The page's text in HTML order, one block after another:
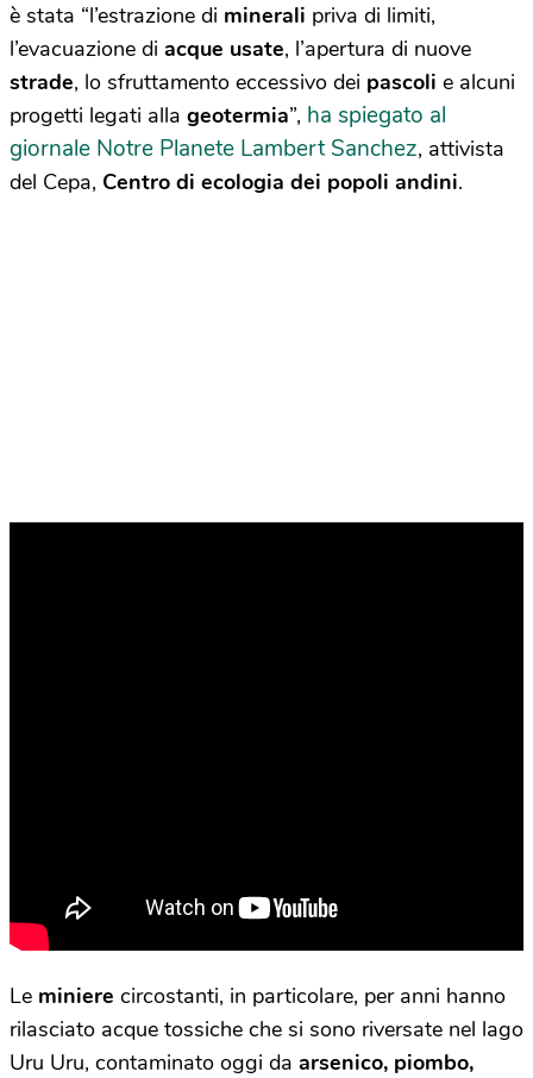
è stata “l’estrazione di minerali priva di limiti,
l’evacuazione di acque usate, l’apertura di nuove
strade, lo sfruttamento eccessivo dei pascoli e alcuni
progetti legati alla geotermia”, ha spiegato al
giornale Notre Planete Lambert Sanchez, attivista
del Cepa, Centro di ecologia dei popoli andini.
Le miniere circostanti, in particolare, per anni hanno
rilasciato acque tossiche che si sono riversate nel lago
Uru Uru, contaminato oggi da arsenico, piombo,